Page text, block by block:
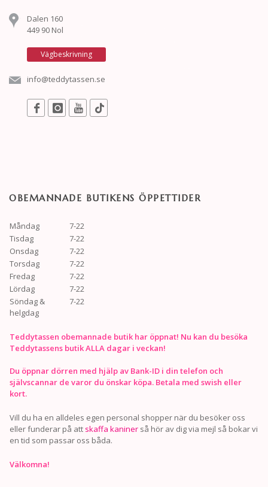
Dalen 160
449 90 Nol
Vägbeskrivning
info@teddytassen.se
OBEMANNADE BUTIKENS ÖPPETTIDER
Måndag
7-22
Tisdag
7-22
Onsdag
7-22
Torsdag
7-22
Fredag
7-22
Lördag
7-22
Söndag &
helgdag
7-22
Teddytassen obemannade butik har öppnat! Nu kan du besöka
Teddytassens butik ALLA dagar i veckan!
Du öppnar dörren med hjälp av Bank-ID i din telefon och
självscannar de varor du önskar köpa. Betala med swish eller
kort.
Vill du ha en alldeles egen personal shopper när du besöker oss
eller funderar på att skaffa kaniner så hör av dig via mejl så bokar vi
en tid som passar oss båda.
Välkomna!